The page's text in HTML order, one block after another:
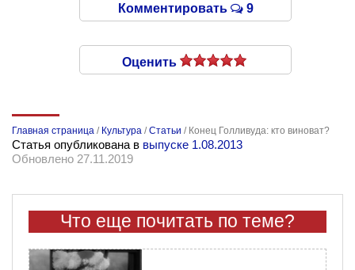
Комментировать 9
Оценить
Главная страница / Культура /Статьи / Конец Голливуда: кто виноват?
Статья опубликована в выпуске 1.08.2013
Обновлено 27.11.2019
Что еще почитать по теме?